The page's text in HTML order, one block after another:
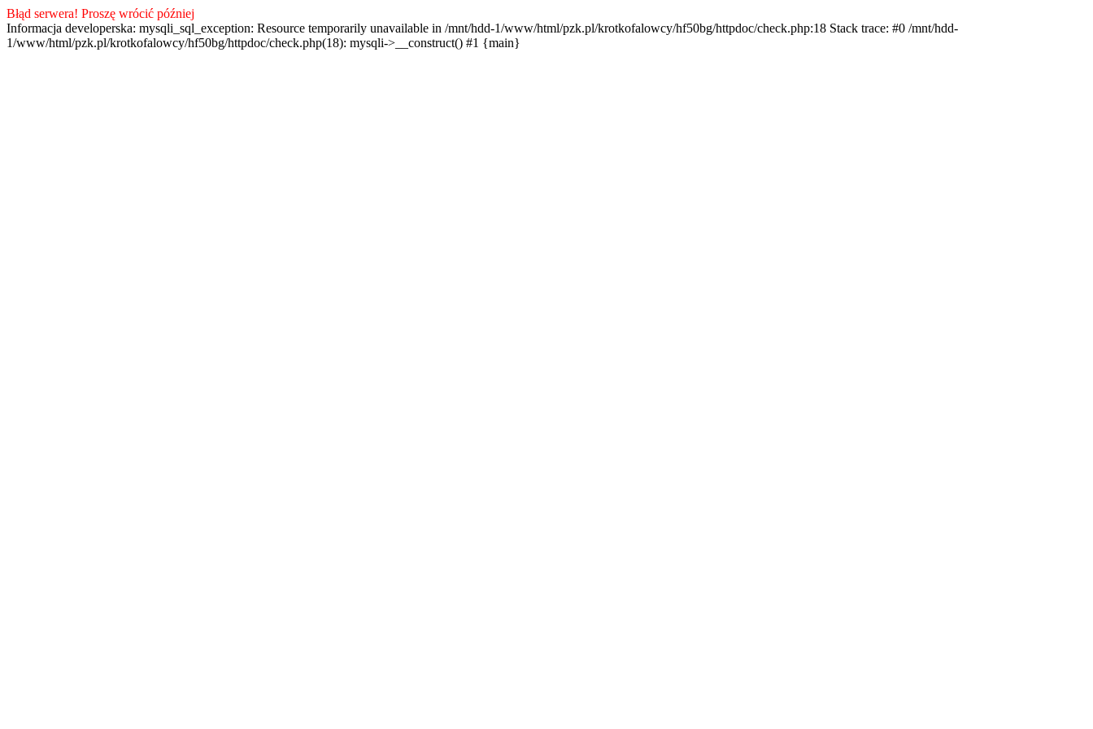
Błąd serwera! Proszę wrócić później
Informacja developerska: mysqli_sql_exception: Resource temporarily unavailable in /mnt/hdd-1/www/html/pzk.pl/krotkofalowcy/hf50bg/httpdoc/check.php:18 Stack trace: #0 /mnt/hdd-
1/www/html/pzk.pl/krotkofalowcy/hf50bg/httpdoc/check.php(18): mysqli->__construct() #1 {main}